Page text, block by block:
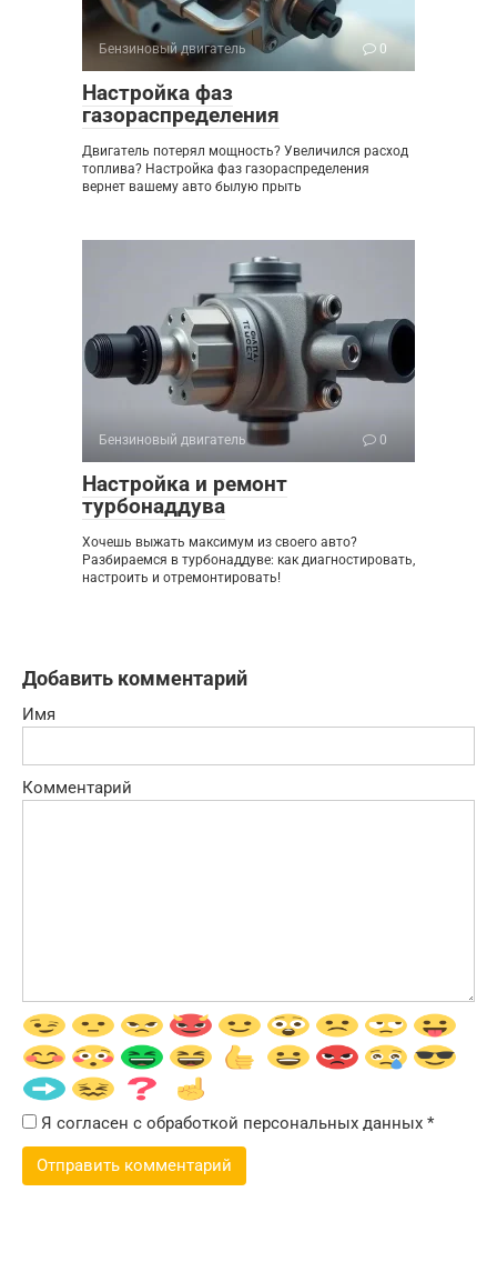
Бензиновый двигатель 0
Настройка фаз
газораспределения
Двигатель потерял мощность? Увеличился расход
топлива? Настройка фаз газораспределения
вернет вашему авто былую прыть
Бензиновый двигатель 0
Настройка и ремонт
турбонаддува
Хочешь выжать максимум из своего авто?
Разбираемся в турбонаддуве: как диагностировать,
настроить и отремонтировать!
Добавить комментарий
Имя
Комментарий
Я согласен с обработкой персональных данных *